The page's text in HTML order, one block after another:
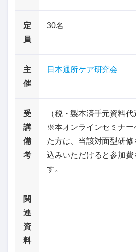
定
員
30名
主
催
日本通所ケア研究会
受
講
備
考
（税・製本済手元資料代
※本オンラインセミナー
た方は、当該対面型研修
込みいただけると参加費
す。
関
連
資
料